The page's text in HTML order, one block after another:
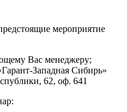
мероприятие
Вас менеджеру;
Западная Сибирь»
62, оф. 641